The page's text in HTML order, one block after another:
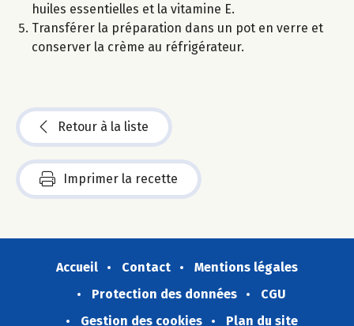
huiles essentielles et la vitamine E.
Transférer la préparation dans un pot en verre et
conserver la crème au réfrigérateur.
Retour à la liste
Imprimer la recette
Accueil Contact
Mentions légales
Protection des données
CGU
Gestion des cookies
Plan du site